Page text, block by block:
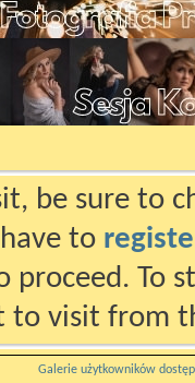
be sure to
to
proceed. To
visit from
Galerie użytkowników